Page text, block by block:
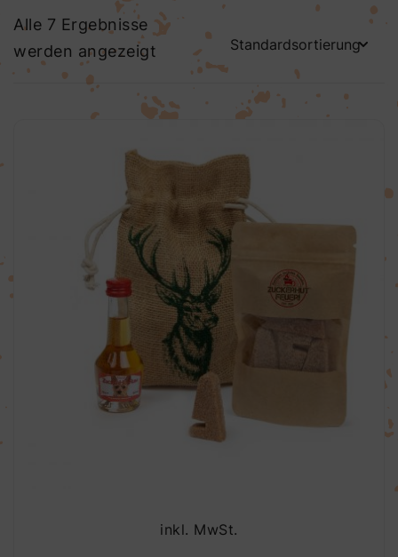
Alle 7 Ergebnisse
werden angezeigt
inkl. MwSt.